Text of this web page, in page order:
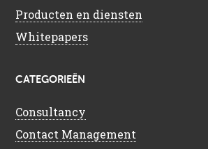
Producten en diensten
Whitepapers
CATEGORIEËN
Consultancy
Contact Management